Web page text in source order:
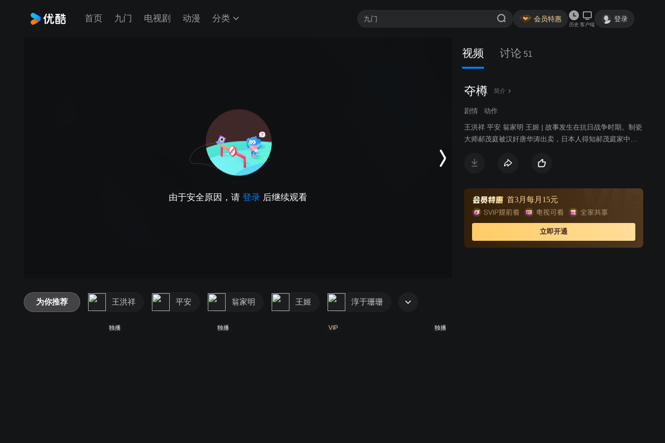
首页 九门 电视剧 动漫 分类 会员特惠
历史 客户端
登录
由于安全原因，请 登录 后继续观看
视频 讨论 51
夺樽 简介
剧情 动作
王洪祥 平安 翁家明 王姬 | 故事发生在抗日战争时期。制瓷
大师郝茂庭被汉奸唐华涛出卖，日本人得知郝茂庭家中藏
连夜带将军樽逃了出去，但郝茂庭和妻子却遭日寇片山冈
他深夜保护梅贞去郝茂庭夫妻的墓地去祭奠，没想到被潜
伏在那的日本特工跟踪。洪德为了保护梅贞被日本人活
捉，将军樽也落入日本人手里。片山冈一不满足于得到将
军樽，他还要得到制作钧瓷的配方。于是设计把洪德给放
走，并让美女特工丸尾凛子假扮中国少女白灵救下洪德并
首3月每月15元
立即开通
为你推荐 王洪祥 平安 翁家明 王姬 淳于珊珊
独播 独播 VIP 独播